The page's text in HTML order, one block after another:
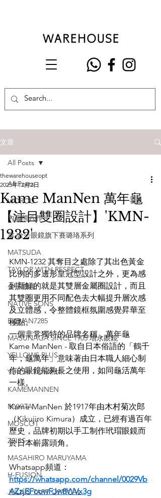
文章
All Posts
VIOROU
內藤熊八作
掌 金子眼鏡旗下賽璐珞系列
MATSUDA
TAYLOR WITH RESPECT
金子眼鏡
NATIVE SONS
EYEVAN7285
MASUNAGA SINCE 1905 增永眼鏡
YELLOWS PLUS
YUICHI TOYAMA
KAMEMANNEN
MYKITA
MOSCOT
ZEISS
MASAHIRO MARUYAMA
H-FUSION
JULIUS TART OPTICAL
All Posts
Kame ManNen 萬年龜
【注目雙圈設計】'KMN-
1232'
thewarehouseopt
2025年12月2日
KMN-1232 其奪目之處除了其出色黃金
比例的多邊形皇冠型設計之外，更為感
到新鮮的就是其雙層金屬圈設計，而且
其雙圈更用不同配色去大幅提升層次感
及立體感，令整體鏡框氛圍感覺昇華至
極點。
一個非常獨特的品牌名稱，萬年龜
Kame ManNen - 取自日本俗語的「鶴千
年，龜萬年」意味著由日本職人細心制
作的眼鏡能夠長之使用，如同龜活萬年
一樣。
Kame ManNen 於1917年由木村菊次郎
（Kikujiro Kimura）成立，已經有過百年
歷史，品牌初期以手工制作玳瑁眼鏡而
於日本嶄露頭角。
Whatsapp頻道：
https://whatsapp.com/channel/0029Vb
AZzjEFcowFJw8WVx3g